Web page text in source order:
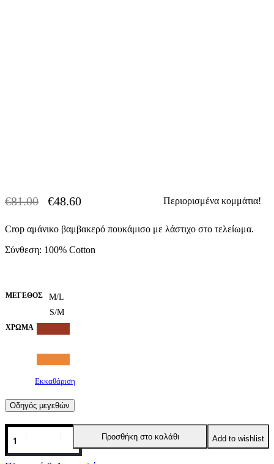
€81.00
Original
was:
€81.00.
€48.60
Η
τιμή
είναι:
€48.60.
Περιορισμένα κομμάτια!
Crop αμάνικο βαμβακερό πουκάμισο με λάστιχο στο τελείωμα.
Σύνθεση: 100% Cotton
ΜΈΓΕΘΟΣ
M/L
S/M
ΧΡΏΜΑ
Εκκαθάριση
Οδηγός μεγεθών
Crop
πουκάμισο
σε
3
Προσθήκη στο καλάθι Add to wishlist